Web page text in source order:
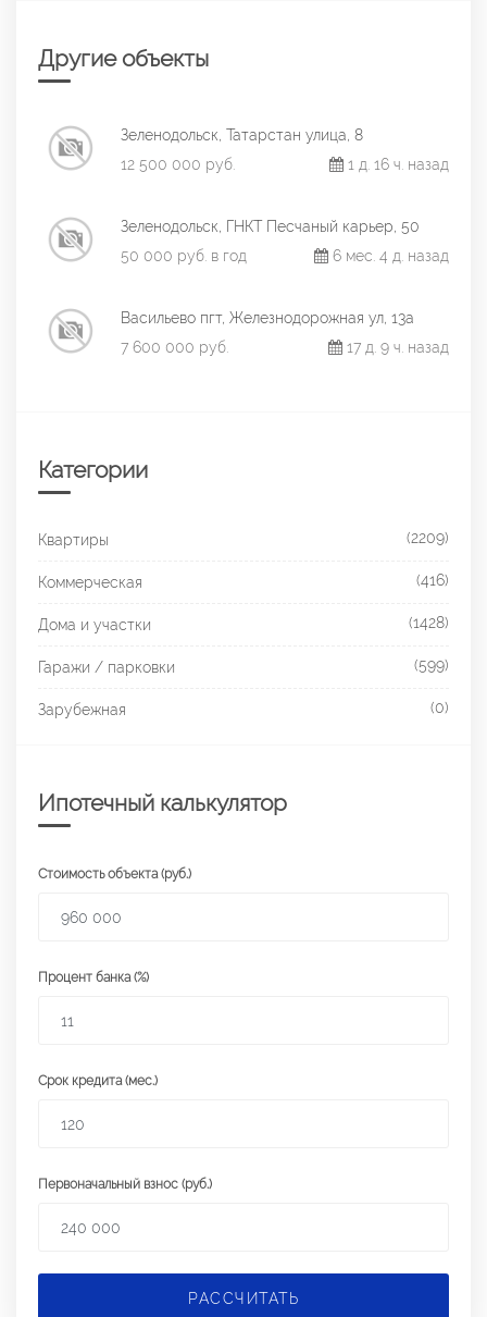
Другие объекты
Зеленодольск, Татарстан улица, 8
12 500 000 руб.
1 д. 16 ч. назад
Зеленодольск, ГНКТ Песчаный карьер, 50
50 000 руб. в год
6 мес. 4 д. назад
Васильево пгт, Железнодорожная ул, 13а
7 600 000 руб.
17 д. 9 ч. назад
Категории
Квартиры (2209)
Коммерческая (416)
Дома и участки (1428)
Гаражи / парковки (599)
Зарубежная (0)
Ипотечный калькулятор
Стоимость объекта (руб.)
Процент банка (%)
Срок кредита (мес.)
Первоначальный взнос (руб.)
РАССЧИТАТЬ